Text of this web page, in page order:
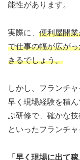
能性があります。
実際に、 便利屋開
で仕事の幅が広が
きるでしょう。
しかし、フランチ
早く現場経験を積
ぶ研修で、確かな
といったフランチャ
「早く現場に出て